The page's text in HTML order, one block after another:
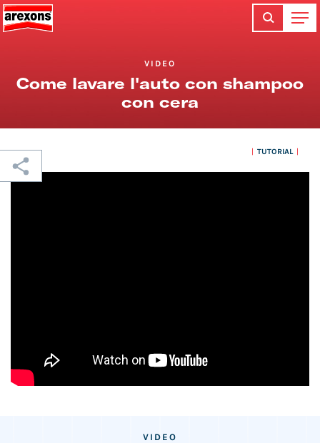
VIDEO
Come lavare l'auto con shampoo
con cera
TUTORIAL
VIDEO